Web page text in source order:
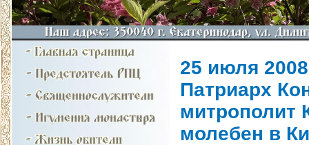
25 июля 2008
Патриарх
митрополит
молебен в